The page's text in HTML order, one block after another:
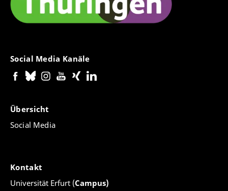
Social Media Kanäle
Übersicht
Social Media
Kontakt
Universität Erfurt (Campus)